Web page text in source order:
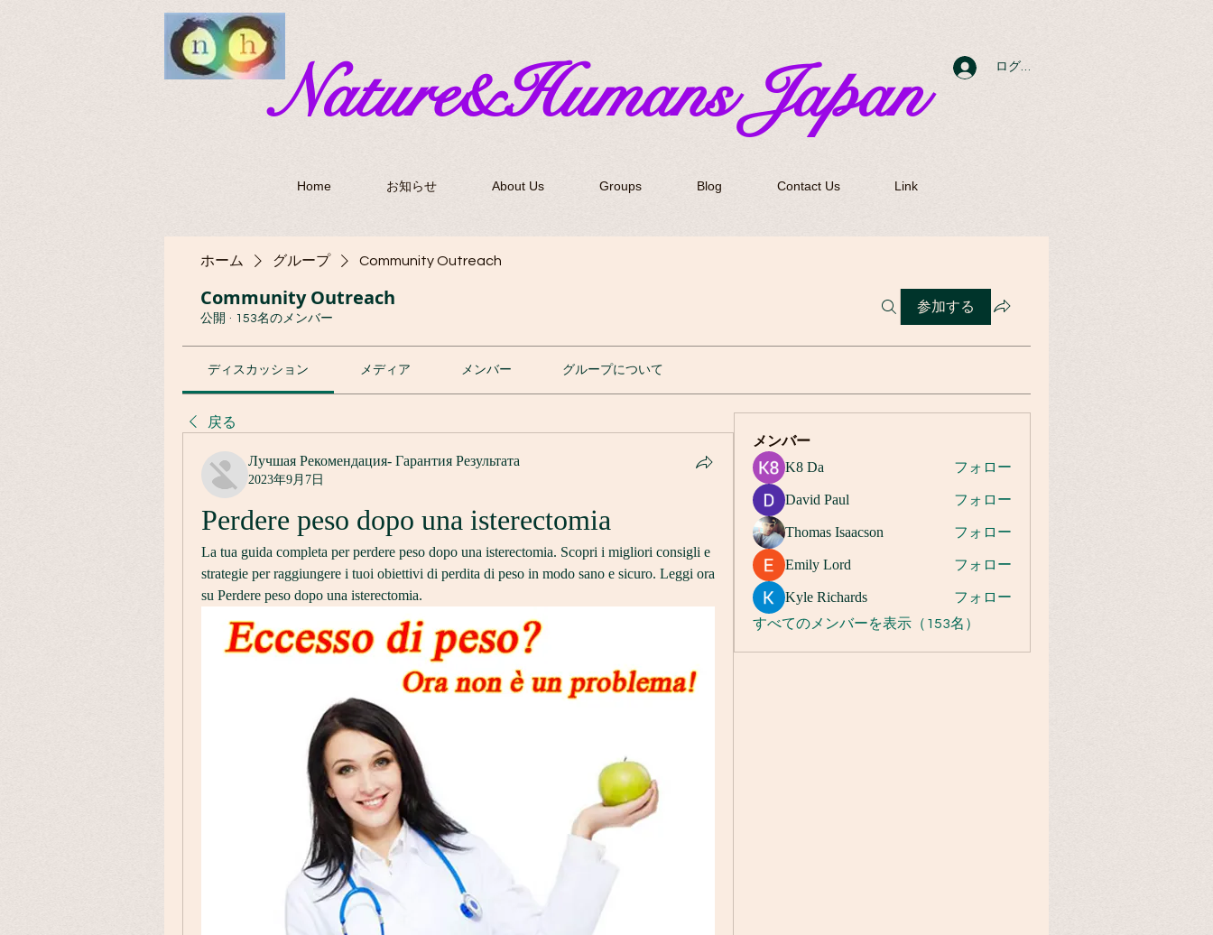
​Nature&Humans Japan ログイン
Home お知らせ About Us Groups Blog Contact Us Link
ホーム グループ Community Outreach
Community Outreach
公開 · 153名のメンバー
参加する
ディスカッション メディア メンバー グループについて
戻る
Лучшая Рекомендация- Гарантия Результата
2023年9月7日
Perdere peso dopo una isterectomia
La tua guida completa per perdere peso dopo una isterectomia. Scopri i migliori consigli e
strategie per raggiungere i tuoi obiettivi di perdita di peso in modo sano e sicuro. Leggi ora
su Perdere peso dopo una isterectomia.
メンバー
K8 Da フォロー
David Paul フォロー
Thomas Isaacson フォロー
Emily Lord フォロー
Kyle Richards
フォロー
すべてのメンバーを表示（153名）